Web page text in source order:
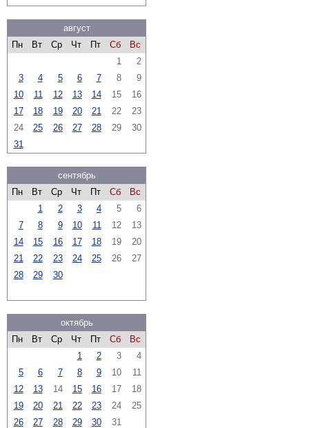
август
Пн
Вт Ср Чт Пт Сб
Вс
1
2
3
4 5 6 7 8
9
10
11 12 13 14 15
16
17
18 19 20 21 22
23
24
25 26 27 28 29
30
31
сентябрь
Пн
Вт Ср Чт Пт Сб
Вс
1
2 3 4 5
6
7
8 9 10 11 12
13
14
15 16 17 18 19
20
21
22 23 24 25 26
27
28
29 30
октябрь
Пн
Вт Ср Чт Пт Сб
Вс
1
2 3
4
5
6 7 8 9 10
11
12
13 14 15 16 17
18
19
20 21 22 23 24
25
26
27 28 29 30 31